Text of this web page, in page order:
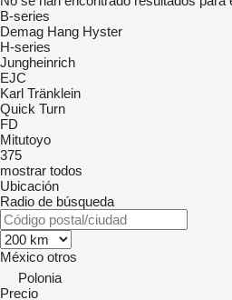
B-series
Demag Hang Hyster
H-series
Jungheinrich
EJC
Karl Tränklein
Quick Turn
FD
Mitutoyo
375
mostrar todos
Ubicación
Radio de búsqueda
México otros
Polonia
Precio